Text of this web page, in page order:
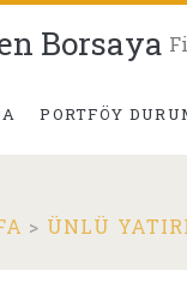
Borsaya
PORTFÖY
> ÜNLÜ